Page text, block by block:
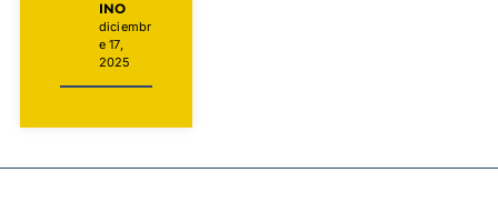
INO
diciembr
e 17,
2025